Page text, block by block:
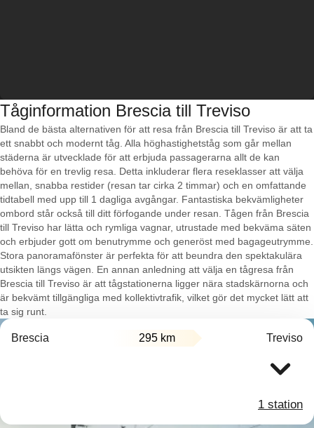
Tåginformation Brescia till Treviso
Bland de bästa alternativen för att resa från Brescia till Treviso är att ta
ett snabbt och modernt tåg. Alla höghastighetståg som går mellan
städerna är utvecklade för att erbjuda passagerarna allt de kan
behöva för en trevlig resa. Detta inkluderar flera reseklasser att välja
mellan, snabba restider (resan tar cirka 2 timmar) och en omfattande
tidtabell med upp till 1 dagliga avgångar. Fantastiska bekvämligheter
ombord står också till ditt förfogande under resan. Tågen från Brescia
till Treviso har lätta och rymliga vagnar, utrustade med bekväma säten
och erbjuder gott om benutrymme och generöst med bagageutrymme.
Stora panoramafönster är perfekta för att beundra den spektakulära
utsikten längs vägen. En annan anledning att välja en tågresa från
Brescia till Treviso är att tågstationerna ligger nära stadskärnorna och
är bekvämt tillgängliga med kollektivtrafik, vilket gör det mycket lätt att
ta sig runt.
Brescia 295 km Treviso
1 station